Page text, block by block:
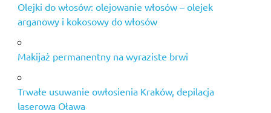
Olejki do włosów: olejowanie włosów – olejek
arganowy i kokosowy do włosów
Makijaż permanentny na wyraziste brwi
Trwałe usuwanie owłosienia Kraków, depilacja
laserowa Oława